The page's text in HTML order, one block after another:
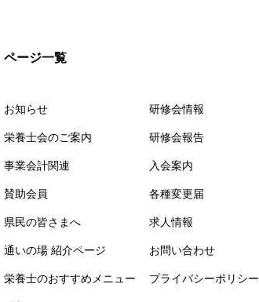
ページ一覧
お知らせ
栄養士会のご案内
事業会計関連
賛助会員
県民の皆さまへ
通いの場 紹介ページ
栄養士のおすすめメニュー
研修会情報
研修会報告
入会案内
各種変更届
求人情報
お問い合わせ
プライバシーポリシー